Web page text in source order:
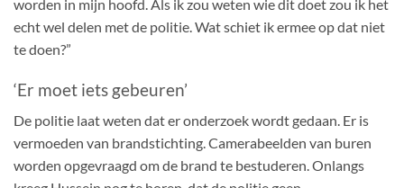
worden in mijn hoofd. Als ik zou weten wie dit doet zou ik het
echt wel delen met de politie. Wat schiet ik ermee op dat niet
te doen?”
‘Er moet iets gebeuren’
De politie laat weten dat er onderzoek wordt gedaan. Er is
vermoeden van brandstichting. Camerabeelden van buren
worden opgevraagd om de brand te bestuderen. Onlangs